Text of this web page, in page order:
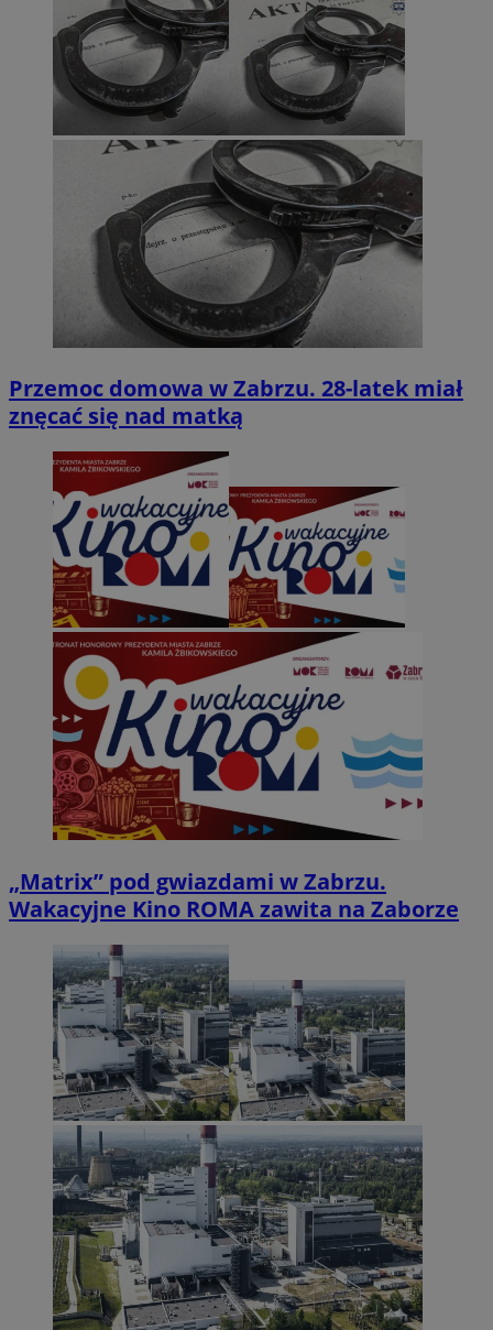
Przemoc domowa w Zabrzu. 28-latek miał
znęcać się nad matką
„Matrix” pod gwiazdami w Zabrzu.
Wakacyjne Kino ROMA zawita na Zaborze